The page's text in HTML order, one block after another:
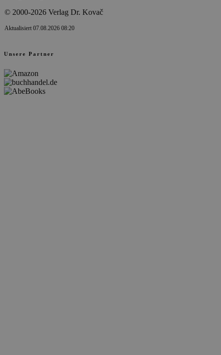
© 2000-2026 Verlag Dr. Kovač
Aktualisiert 07.08.2026 08:20
Unsere Partner